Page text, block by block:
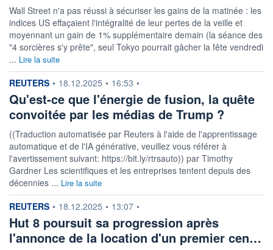
Wall Street n'a pas réussi à sécuriser les gains de la matinée : les
indices US effaçaient l'intégralité de leur pertes de la veille et
moyennant un gain de 1% supplémentaire demain (la séance des
"4 sorcières s'y prête", seul Tokyo pourrait gâcher la fête vendredi
... Lire la suite
information fournie par
REUTERS • 18.12.2025 • 16:53 •
Qu'est-ce que l'énergie de fusion, la quête
convoitée par les médias de Trump ?
((Traduction automatisée par Reuters à l'aide de l'apprentissage
automatique et de l'IA générative, veuillez vous référer à
l'avertissement suivant: https://bit.ly/rtrsauto)) par Timothy
Gardner Les scientifiques et les entreprises tentent depuis des
décennies ... Lire la suite
information fournie par
REUTERS • 18.12.2025 • 13:07 •
Hut 8 poursuit sa progression après
l'annonce de la location d'un premier cen…